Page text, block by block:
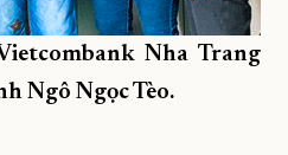
Nha Trang
Ngô Ngọc Tèo.